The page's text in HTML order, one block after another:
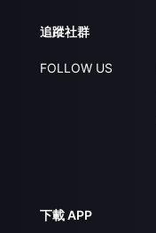
追蹤社群
FOLLOW US
下載 APP